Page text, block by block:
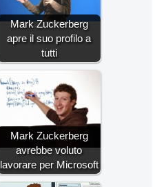
Mark Zuckerberg
apre il suo profilo a
tutti
Mark Zuckerberg
avrebbe voluto
lavorare per Microsoft